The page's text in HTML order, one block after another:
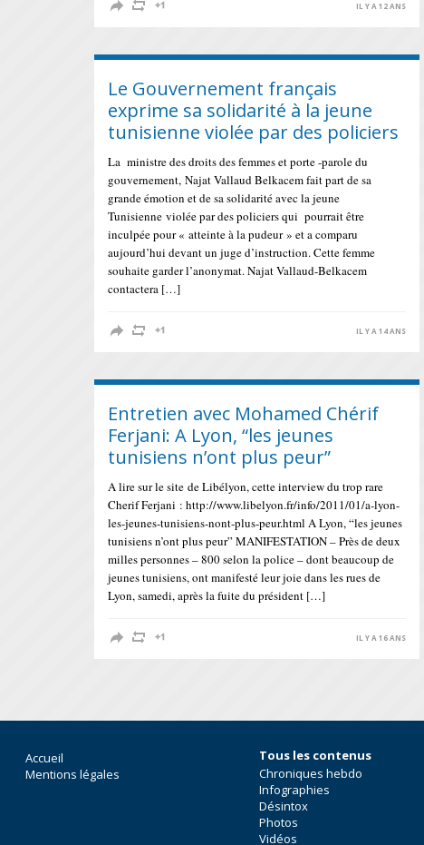
IL Y A 12 ANS
Le Gouvernement français
exprime sa solidarité à la jeune
tunisienne violée par des policiers
La ministre des droits des femmes et porte -parole du
gouvernement, Najat Vallaud Belkacem fait part de sa
grande émotion et de sa solidarité avec la jeune
Tunisienne violée par des policiers qui pourrait être
inculpée pour « atteinte à la pudeur » et a comparu
aujourd’hui devant un juge d’instruction. Cette femme
souhaite garder l’anonymat. Najat Vallaud-Belkacem
contactera […]
IL Y A 14 ANS
Entretien avec Mohamed Chérif
Ferjani: A Lyon, “les jeunes
tunisiens n’ont plus peur”
A lire sur le site de Libélyon, cette interview du trop rare
Cherif Ferjani : http://www.libelyon.fr/info/2011/01/a-lyon-
les-jeunes-tunisiens-nont-plus-peur.html A Lyon, “les jeunes
tunisiens n’ont plus peur” MANIFESTATION – Près de deux
milles personnes – 800 selon la police – dont beaucoup de
jeunes tunisiens, ont manifesté leur joie dans les rues de
Lyon, samedi, après la fuite du président […]
IL Y A 16 ANS
Accueil
Mentions légales
Tous les contenus
Chroniques hebdo
Infographies
Désintox
Photos
Vidéos